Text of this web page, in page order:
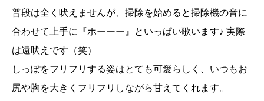
普段は全く吠えませんが、掃除を始めると掃除機の音に
合わせて上手に『ホーーー』といっぱい歌います♪ 実際
は遠吠えです（笑）
しっぽをフリフリする姿はとても可愛らしく、いつもお
尻や胸を大きくフリフリしながら甘えてくれます。